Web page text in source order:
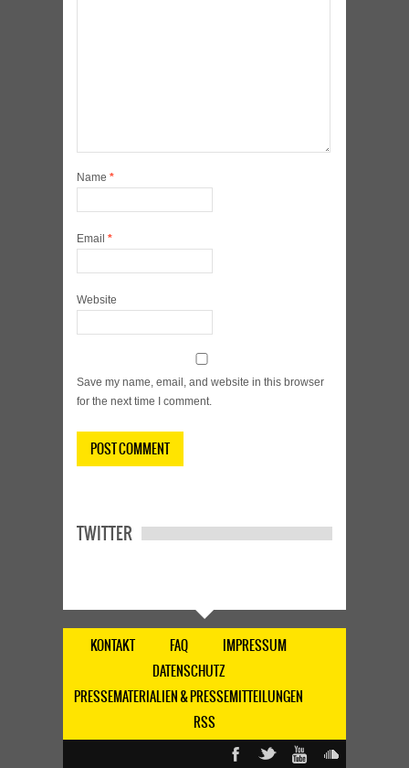
Name *
Email *
Website
Save my name, email, and website in this browser
for the next time I comment.
TWITTER
KONTAKT FAQ
IMPRESSUM
DATENSCHUTZ
PRESSEMATERIALIEN & PRESSEMITTEILUNGEN
RSS